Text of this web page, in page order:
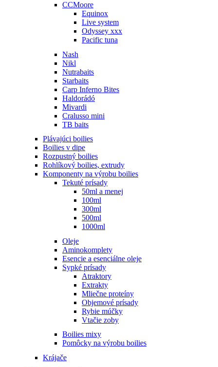
CCMoore
Equinox
Live system
Odyssey xxx
Pacific tuna
Nash
Nikl
Nutrabaits
Starbaits
Carp Inferno Bites
Haldorádó
Mivardi
Cralusso mini
TB baits
Plávajúci boilies
Boilies v dipe
Rozpustný boilies
Rohlíkový boilies, extrudy
Komponenty na výrobu boilies
Tekuté prísady
50ml a menej
100ml
300ml
500ml
1000ml
Oleje
Aminokomplety
Esencie a esenciálne oleje
Sypké prísady
Atraktory
Extrakty
Mliečne proteíny
Objemové prísady
Rybie múčky
Vtačie zoby
Boilies mixy
Pomôcky na výrobu boilies
Krájače